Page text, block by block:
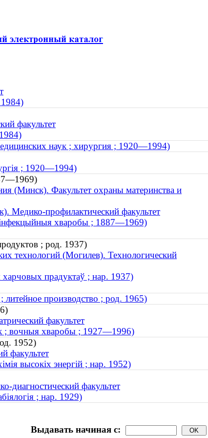
1984)
факультет
наук ; хирургия ; 1920—1994)
; 1920—1994)
(Минск). Факультет охраны материнства и
Медико-профилактический факультет
інфекцыйныя хваробы ; 1887—1969)
; род. 1937)
технологий (Могилев). Технологический
харчовых прадуктаў ; нар. 1937)
производство ; род. 1965)
факультет
; вочныя хваробы ; 1927—1996)
1952)
факультет
высокіх энергій ; нар. 1952)
диагностический факультет
; нар. 1929)
Выдавать начиная с: